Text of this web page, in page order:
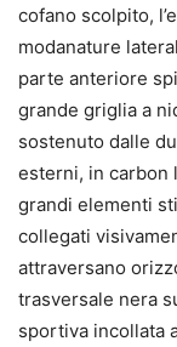
cofano scolpito,
modanature
parte anteriore
grande griglia a
sostenuto dalle
esterni, in carbon
grandi elementi
collegati
attraversano
trasversale nera
sportiva incollata